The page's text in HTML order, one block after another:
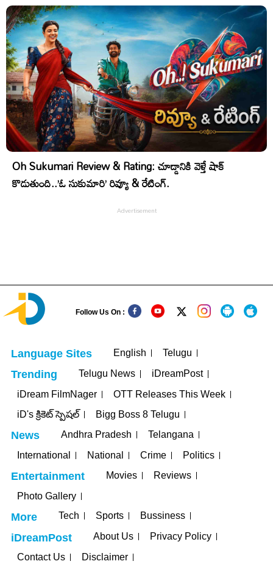
Oh Sukumari Review & Rating: చూడ్డానికి వెళ్తే షాక్
కొడుతుంది..’ఓ సుకుమారి’ రివ్యూ & రేటింగ్.
Follow Us On :
Language Sites English Telugu
Trending Telugu News
iDreamPost
iDream FilmNager
OTT Releases This Week
iD's క్రికెట్ స్పెషల్
Bigg Boss 8 Telugu
News Andhra Pradesh
Telangana
International
National Crime Politics
Entertainment Movies
Reviews
Photo Gallery
More Tech Sports Bussiness
iDreamPost About Us
Privacy Policy
Contact Us
Disclaimer